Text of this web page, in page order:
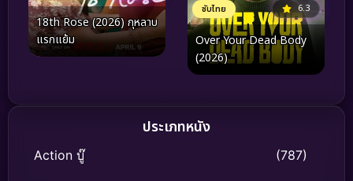
18th Rose (2026) กุหลาบ
แรกแย้ม
ซับไทย 6.3
Over Your Dead Body
(2026)
ประเภทหนัง
Action บู๊ (787)